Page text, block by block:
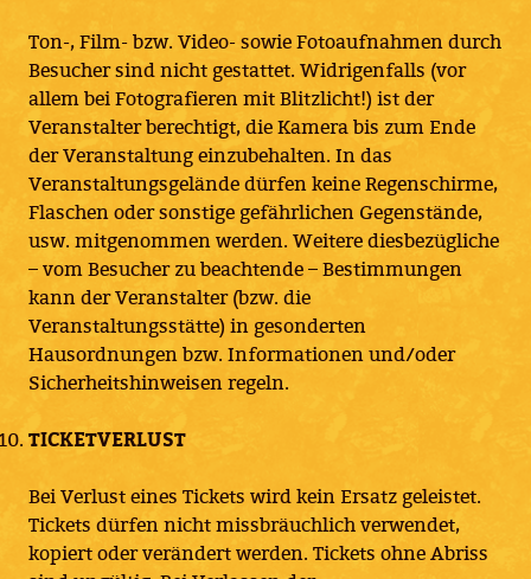
Ton-, Film- bzw. Video- sowie Fotoaufnahmen durch
Besucher sind nicht gestattet. Widrigenfalls (vor
allem bei Fotografieren mit Blitzlicht!) ist der
Veranstalter berechtigt, die Kamera bis zum Ende
der Veranstaltung einzubehalten. In das
Veranstaltungsgelände dürfen keine Regenschirme,
Flaschen oder sonstige gefährlichen Gegenstände,
usw. mitgenommen werden. Weitere diesbezügliche
– vom Besucher zu beachtende – Bestimmungen
kann der Veranstalter (bzw. die
Veranstaltungsstätte) in gesonderten
Hausordnungen bzw. Informationen und/oder
Sicherheitshinweisen regeln.
TICKETVERLUST
Bei Verlust eines Tickets wird kein Ersatz geleistet.
Tickets dürfen nicht missbräuchlich verwendet,
kopiert oder verändert werden. Tickets ohne Abriss